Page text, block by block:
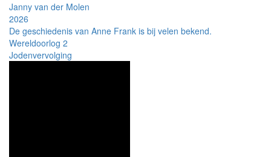
Janny van der Molen
2026
De geschiedenis van Anne Frank is bij velen bekend.
Wereldoorlog 2
Jodenvervolging